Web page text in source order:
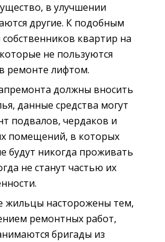
в улучшении
другие. К подобным
квартир на
не пользуются
ремонте лифтом.
должны вносить
данные средства могут
подвалов, чердаков и
помещений, в которых
будут никогда проживать
не станут частью их
жильцы насторожены тем,
ремонтных работ,
бригады из